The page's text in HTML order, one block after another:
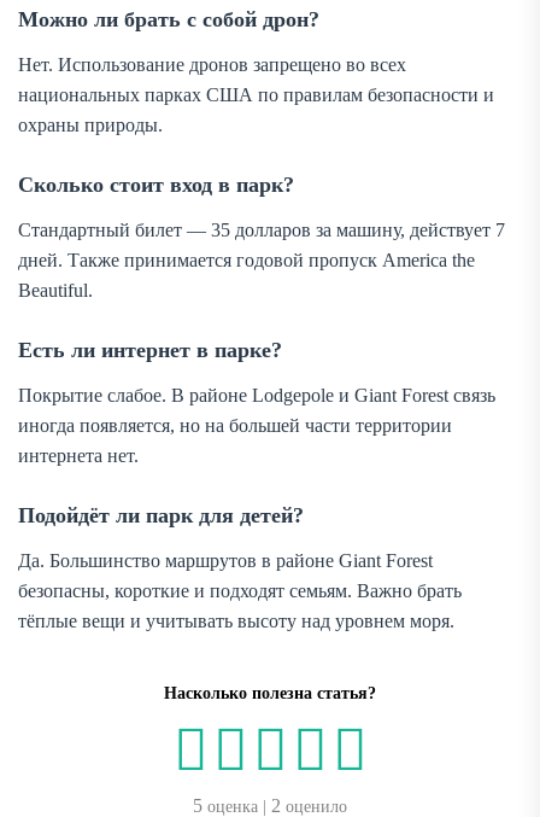
Можно ли брать с собой дрон?
Нет. Использование дронов запрещено во всех
национальных парках США по правилам безопасности и
охраны природы.
Сколько стоит вход в парк?
Стандартный билет — 35 долларов за машину, действует 7
дней. Также принимается годовой пропуск America the
Beautiful.
Есть ли интернет в парке?
Покрытие слабое. В районе Lodgepole и Giant Forest связь
иногда появляется, но на большей части территории
интернета нет.
Подойдёт ли парк для детей?
Да. Большинство маршрутов в районе Giant Forest
безопасны, короткие и подходят семьям. Важно брать
тёплые вещи и учитывать высоту над уровнем моря.
Насколько полезна статья?
5 оценка | 2 оценило